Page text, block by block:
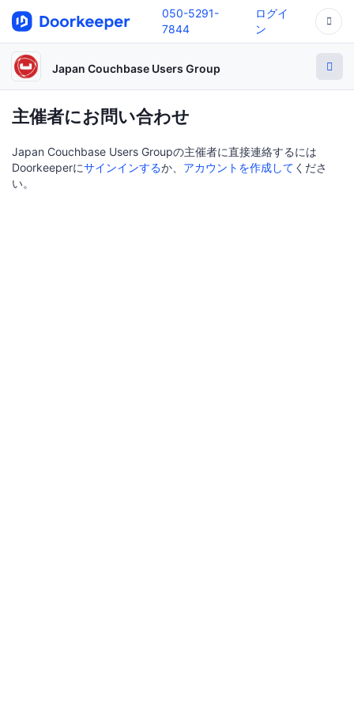
050-5291-
7844
ログイ
ン
Japan Couchbase Users Group
主催者にお問い合わせ
Japan Couchbase Users Groupの主催者に直接連絡するには
Doorkeeperにサインインするか、 アカウントを作成して くださ
い。